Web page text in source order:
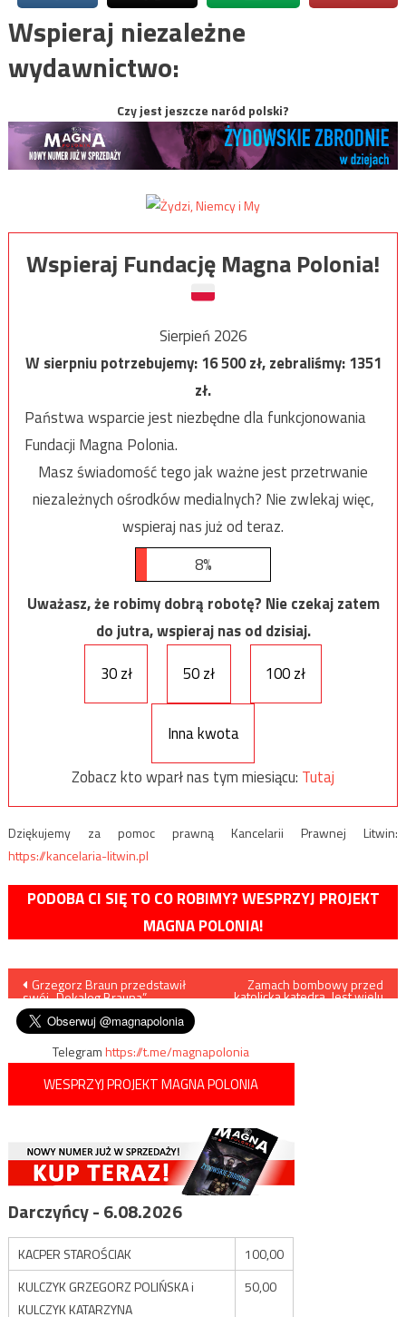
Wspieraj niezależne
wydawnictwo:
Czy jest jeszcze naród polski?
Wspieraj Fundację Magna Polonia!
Sierpień 2026
W sierpniu potrzebujemy:16 500zł, zebraliśmy:1351
zł.
Państwa wsparcie jest niezbędne dla funkcjonowania
Fundacji Magna Polonia.
Masz świadomość tego jak ważne jest przetrwanie
niezależnych ośrodków medialnych? Nie zwlekaj więc,
wspieraj nas już od teraz.
8%
Uważasz, że robimy dobrą robotę? Nie czekaj zatem
do jutra, wspieraj nas od dzisiaj.
30 zł
50 zł 100 zł
Inna kwota
Zobacz kto wparł nas tym miesiącu: Tutaj
Dziękujemy za pomoc prawną Kancelarii Prawnej Litwin:
https://kancelaria-litwin.pl
PODOBA CI SIĘ TO CO ROBIMY? WESPRZYJ PROJEKT
MAGNA POLONIA!
Nawigacja
wpisu
Grzegorz Braun przedstawił
swój „Dekalog Brauna”
Zamach bombowy przed
katolicką katedrą. Jest wielu
Telegramhttps://t.me/magnapolonia
WESPRZYJ PROJEKT MAGNA POLONIA
Darczyńcy - 6.08.2026
KACPER STAROŚCIAK
100,00
KULCZYK GRZEGORZ POLIŃSKA i
KULCZYK KATARZYNA
50,00